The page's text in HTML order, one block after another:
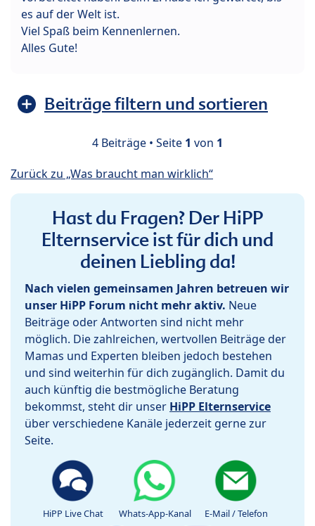
es auf der Welt ist.
Viel Spaß beim Kennenlernen.
Alles Gute!
Beiträge filtern und sortieren
4 Beiträge • Seite 1 von 1
Zurück zu „Was braucht man wirklich“
Hast du Fragen? Der HiPP
Elternservice ist für dich und
deinen Liebling da!
Nach vielen gemeinsamen Jahren betreuen wir
unser HiPP Forum nicht mehr aktiv. Neue
Beiträge oder Antworten sind nicht mehr
möglich. Die zahlreichen, wertvollen Beiträge der
Mamas und Experten bleiben jedoch bestehen
und sind weiterhin für dich zugänglich. Damit du
auch künftig die bestmögliche Beratung
bekommst, steht dir unser HiPP Elternservice
über verschiedene Kanäle jederzeit gerne zur
Seite.
HiPP Live Chat Whats-App-Kanal E-Mail / Telefon